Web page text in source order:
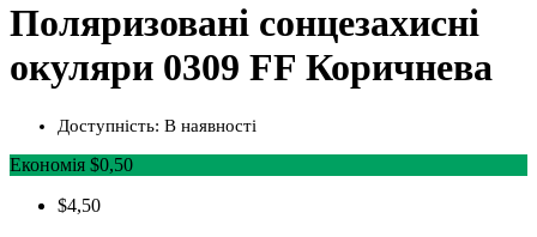
Поляризовані сонцезахисні
окуляри 0309 FF Коричнева
Доступність: В наявності
Економія $0,50
$4,50